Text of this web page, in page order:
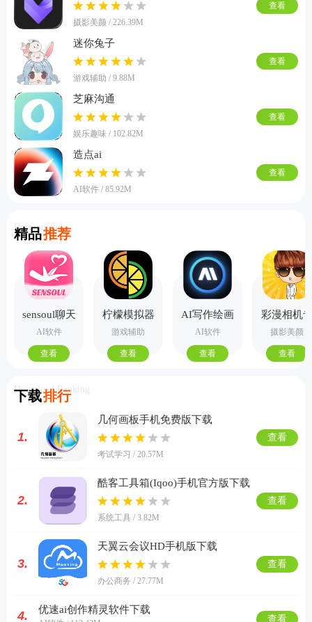
摄影美颜 / 226.39M
查看
迷你兔子
游戏辅助 / 9.88M
查看
芝麻沟通
娱乐趣味 / 102.82M
查看
造点ai
AI软件 / 85.92M
查看
精品推荐
Recommend
sensoul聊天
AI软件
查看
柠檬模拟器
手机版
游戏辅助
查看
AI写作绘画
视频PPT助
手
AI软件
查看
彩漫相机
业版
摄影美颜
查看
下载排行
Download Ranking
1.
几何画板手机免费版下载
考试学习 / 20.57M
查看
2.
酷客工具箱(Iqoo)手机官方版下载
系统工具 / 3.82M
查看
3.
天翼云会议HD手机版下载
办公商务 / 27.77M
查看
4. 优速ai创作精灵软件下载
查看